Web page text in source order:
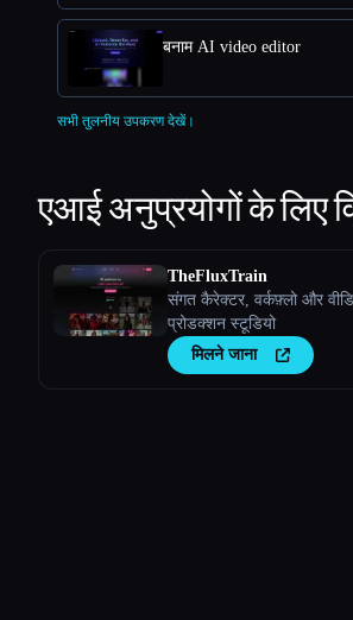
बनाम AI video editor
सभी तुलनीय उपकरण देखें।
एआई अनुप्रयोगों के लिए
TheFluxTrain
संगत कैरेक्टर, वर्कफ़्लो और
प्रोडक्शन स्टूडियो
मिलने जाना